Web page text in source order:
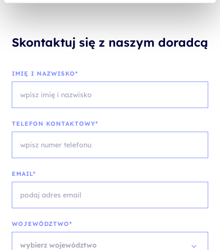
Skontaktuj się z naszym doradcą
IMIĘ I NAZWISKO*
TELEFON KONTAKTOWY*
EMAIL*
WOJEWÓDZTWO*
wybierz województwo